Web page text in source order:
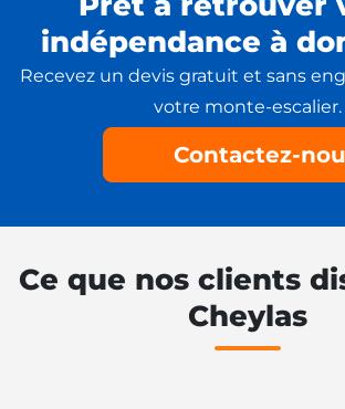
indépendance à
Recevez un devis gratuit et sans
votre monte-escalier.
Contactez-
Ce que nos clients
Cheylas